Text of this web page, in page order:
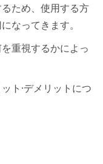
ため、使用する方
なってきます。
重視するかによっ
ト·デメリットにつ